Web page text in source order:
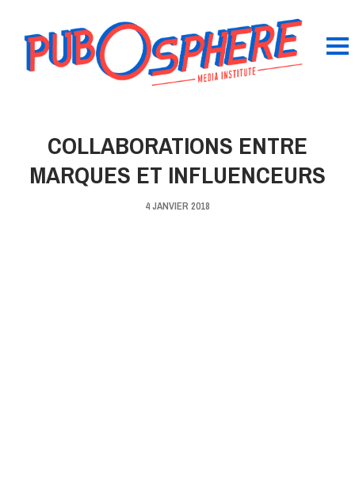
COLLABORATIONS ENTRE
MARQUES ET INFLUENCEURS
4 JANVIER 2018